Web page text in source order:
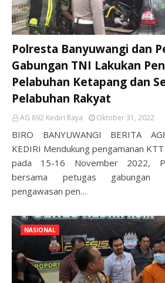
Polresta Banyuwangi dan
Gabungan TNI Lakukan
Pelabuhan Ketapang dan
Pelabuhan Rakyat
AG 892 Kediri Raya Oktober 31, 2022
BIRO BANYUWANGI BERITA
KEDIRI Mendukung pengamanan
pada 15-16 November 2022,
bersama petugas gabungan
pengawasan pen…
NASIONAL